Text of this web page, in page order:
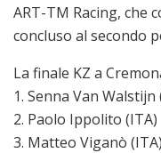
ART-TM Racing, che
concluso al secondo
La finale KZ a
1. Senna Van Walstijn
2. Paolo Ippolito (ITA)
3. Matteo Viganò (ITA)